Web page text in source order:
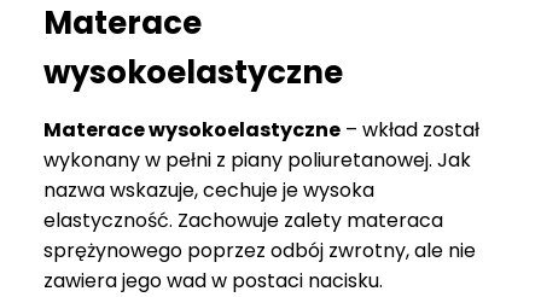
069 zł
Materace
wysokoelastyczne
Materace wysokoelastyczne – wkład został
wykonany w pełni z piany poliuretanowej. Jak
nazwa wskazuje, cechuje je wysoka
elastyczność. Zachowuje zalety materaca
sprężynowego poprzez odbój zwrotny, ale nie
zawiera jego wad w postaci nacisku.